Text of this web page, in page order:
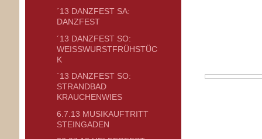
´13 DANZFEST SA:
DANZFEST
´13 DANZFEST SO:
WEISSWURSTFRÜHSTÜCK
´13 DANZFEST SO:
STRANDBAD
KRAUCHENWIES
6.7.13 MUSIKAUFTRITT
STEINGADEN